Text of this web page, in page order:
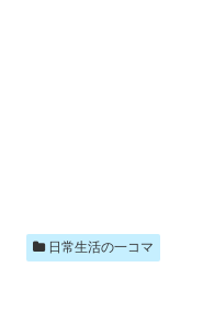
日常生活の一コマ